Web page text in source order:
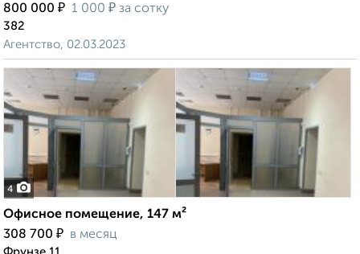
800 000 ₽ 1 000 ₽ за сотку
382
Агентство, 02.03.2023
4
Офисное помещение, 147 м²
308 700 ₽ в месяц